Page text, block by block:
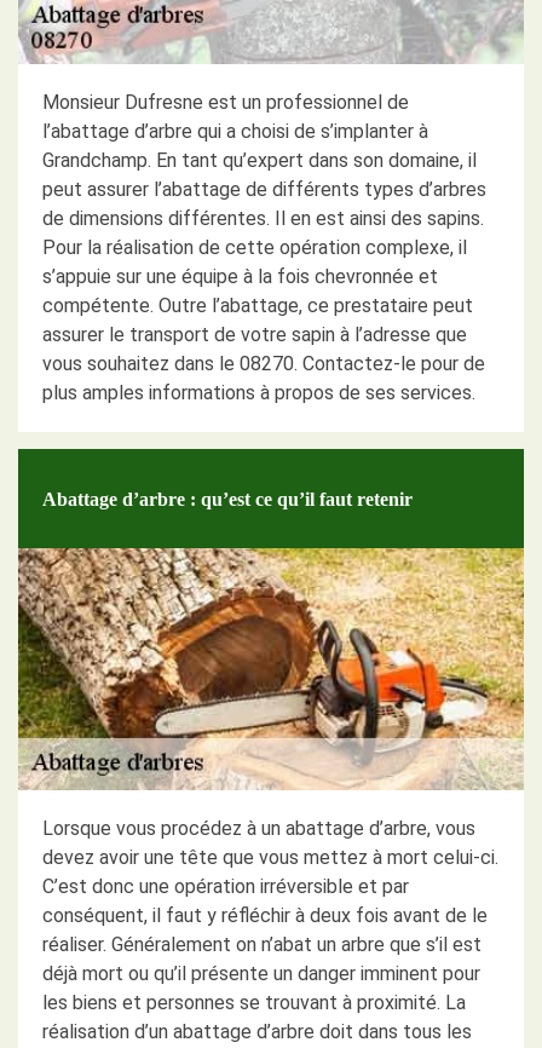
Monsieur Dufresne est un professionnel de
l’abattage d’arbre qui a choisi de s’implanter à
Grandchamp. En tant qu’expert dans son domaine, il
peut assurer l’abattage de différents types d’arbres
de dimensions différentes. Il en est ainsi des sapins.
Pour la réalisation de cette opération complexe, il
s’appuie sur une équipe à la fois chevronnée et
compétente. Outre l’abattage, ce prestataire peut
assurer le transport de votre sapin à l’adresse que
vous souhaitez dans le 08270. Contactez-le pour de
plus amples informations à propos de ses services.
Abattage d’arbre : qu’est ce qu’il faut retenir
Lorsque vous procédez à un abattage d’arbre, vous
devez avoir une tête que vous mettez à mort celui-ci.
C’est donc une opération irréversible et par
conséquent, il faut y réfléchir à deux fois avant de le
réaliser. Généralement on n’abat un arbre que s’il est
déjà mort ou qu’il présente un danger imminent pour
les biens et personnes se trouvant à proximité. La
réalisation d’un abattage d’arbre doit dans tous les